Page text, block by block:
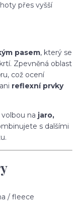
přes vyšší
pasem, který se
Zpevněná oblast
což ocení
reflexní prvky
na jaro,
s dalšími
/ fleece